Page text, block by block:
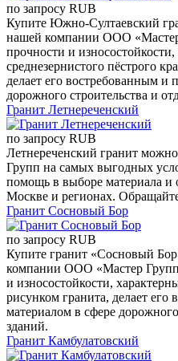
по запросу RUB
Купите Южно-Султаевский
нашей компании ООО
прочности и
среднезернистого пёстрого
делает его востребованным и
дорожного строительства и
Гранит Летнереченский
по запросу RUB
Летнереченский гранит
Групп на самых выгодных
помощь в выборе материала и
Москве и регионах.
Гранит Сосновый Бор
по запросу RUB
Купите гранит «Сосновый
компании ООО «Мастер
и износостойкости,
рисунком гранита, делает
материалом в сфере
зданий.
Гранит Камбулатовский